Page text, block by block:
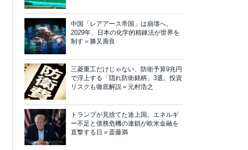
中国「レアアース帝国」は崩壊へ。
2029年、日本の化学的精錬法が世界を
制す＝勝又壽良
三菱重工だけじゃない、防衛予算9兆円
で浮上する「隠れ防衛銘柄」3選。投資
リスクも徹底解説＝元村浩之
トランプが見捨てた途上国。エネルギ
ー不足と債務危機の連鎖が欧米金融を
直撃する日＝斎藤満